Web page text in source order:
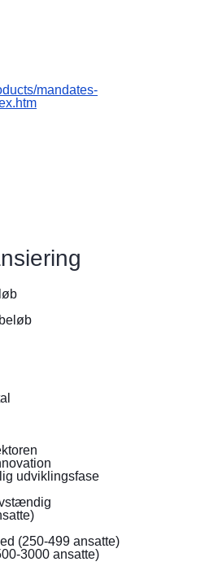
Як
EU-
bistand
Ukraine
Sådan
du
hjælpe
mandates-
udviklingsfase
(250-499 ansatte)
3000 ansatte)